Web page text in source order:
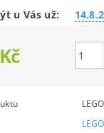
u Vás už: